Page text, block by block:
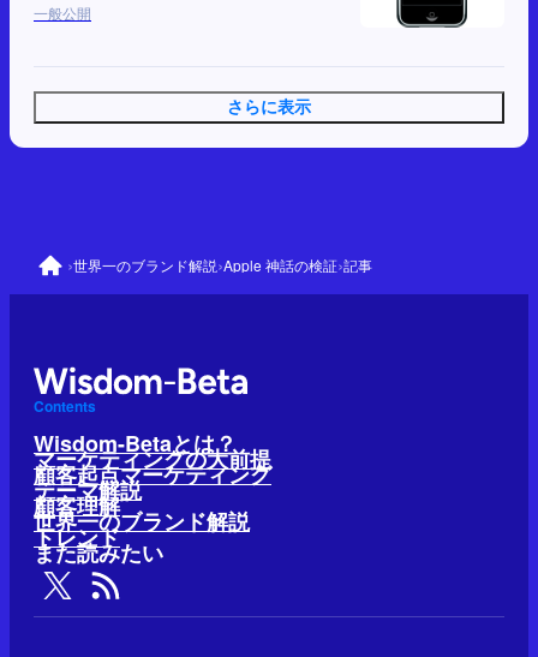
一般公開
さらに表示
›世界一のブランド解説›Apple 神話の検証›記事
Contents
Wisdom-Betaとは？
マーケティングの大前提
顧客起点マーケティング
テーマ解説
顧客理解
世界一のブランド解説
トレンド
また読みたい